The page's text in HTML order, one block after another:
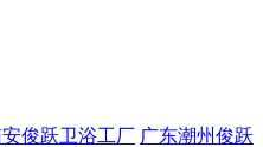
俊跃卫浴工厂 广东潮州俊跃